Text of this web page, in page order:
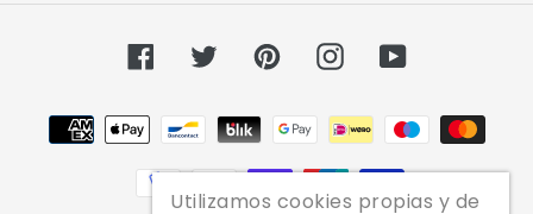
FacebookTwitterPinterestInstagramYouTube
Métodos
de
pago
Utilizamos cookies propias y de